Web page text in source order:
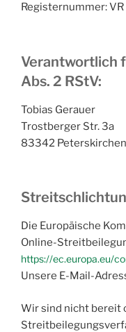
Registernummer:
Verantwortlich
Abs. 2 RStV:
Tobias Gerauer
Trostberger Str. 3a
83342 Peterskirchen
Die Europäische
Online-
https://ec.europa.eu/
Unsere E-Mail-
Wir sind nicht bereit